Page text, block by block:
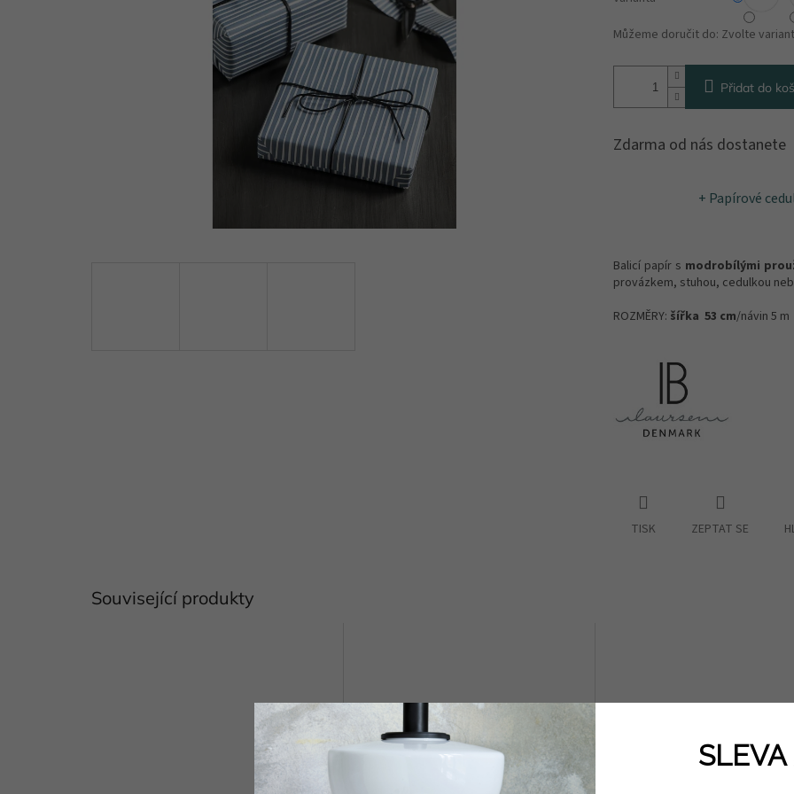
Můžeme doručit do: Zvolte
Přidat do
Zdarma od nás dostanete
+ Papírové
Balicí papír s modrobílými
provázkem, stuhou, cedulkou
ROZMĚRY: šířka 53 cm/návin 5
TISK ZEPTAT SE
Související produkty
SLEVA